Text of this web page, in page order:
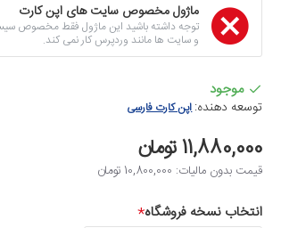
ماژول مخصوص سایت های اپن کارت
و سایت ها مانند وردپرس کار نمی کند.
موجود
توسعه دهنده:اپن کارت فارسی
11,880,000 تومان
قیمت بدون مالیات: 10,800,000 تومان
انتخاب نسخه فروشگاه